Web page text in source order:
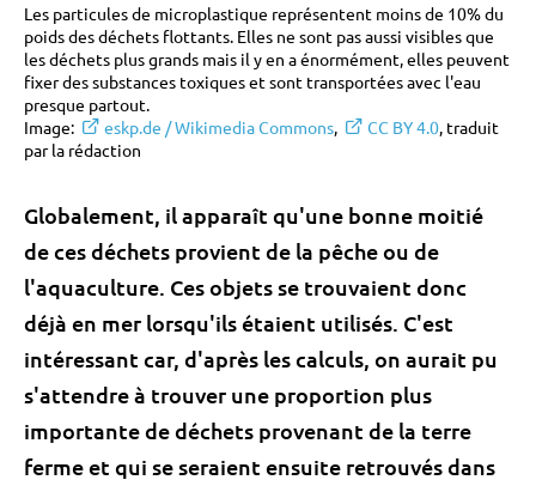
Les particules de microplastique représentent moins de 10% du
poids des déchets flottants. Elles ne sont pas aussi visibles que
les déchets plus grands mais il y en a énormément, elles peuvent
fixer des substances toxiques et sont transportées avec l'eau
presque partout.
Image:
eskp.de / Wikimedia Commons, CC BY 4.0, traduit
par la rédaction
Globalement, il apparaît qu'une bonne moitié
de ces déchets provient de la pêche ou de
l'aquaculture. Ces objets se trouvaient donc
déjà en mer lorsqu'ils étaient utilisés. C'est
intéressant car, d'après les calculs, on aurait pu
s'attendre à trouver une proportion plus
importante de déchets provenant de la terre
ferme et qui se seraient ensuite retrouvés dans